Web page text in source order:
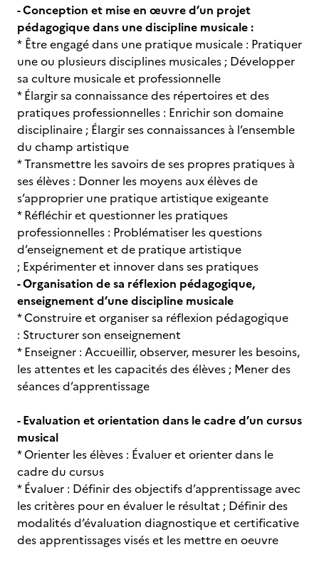
- Conception et mise en œuvre d’un projet
pédagogique dans une discipline musicale :
* Être engagé dans une pratique musicale : Pratiquer
une ou plusieurs disciplines musicales ; Développer
sa culture musicale et professionnelle
* Élargir sa connaissance des répertoires et des
pratiques professionnelles : Enrichir son domaine
disciplinaire ; Élargir ses connaissances à l’ensemble
du champ artistique
* Transmettre les savoirs de ses propres pratiques à
ses élèves : Donner les moyens aux élèves de
s’approprier une pratique artistique exigeante
* Réfléchir et questionner les pratiques
professionnelles : Problématiser les questions
d’enseignement et de pratique artistique
; Expérimenter et innover dans ses pratiques
- Organisation de sa réflexion pédagogique,
enseignement d’une discipline musicale
* Construire et organiser sa réflexion pédagogique
: Structurer son enseignement
* Enseigner : Accueillir, observer, mesurer les besoins,
les attentes et les capacités des élèves ; Mener des
séances d’apprentissage
- Evaluation et orientation dans le cadre d’un cursus
musical
* Orienter les élèves : Évaluer et orienter dans le
cadre du cursus
* Évaluer : Définir des objectifs d’apprentissage avec
les critères pour en évaluer le résultat ; Définir des
modalités d’évaluation diagnostique et certificative
des apprentissages visés et les mettre en oeuvre